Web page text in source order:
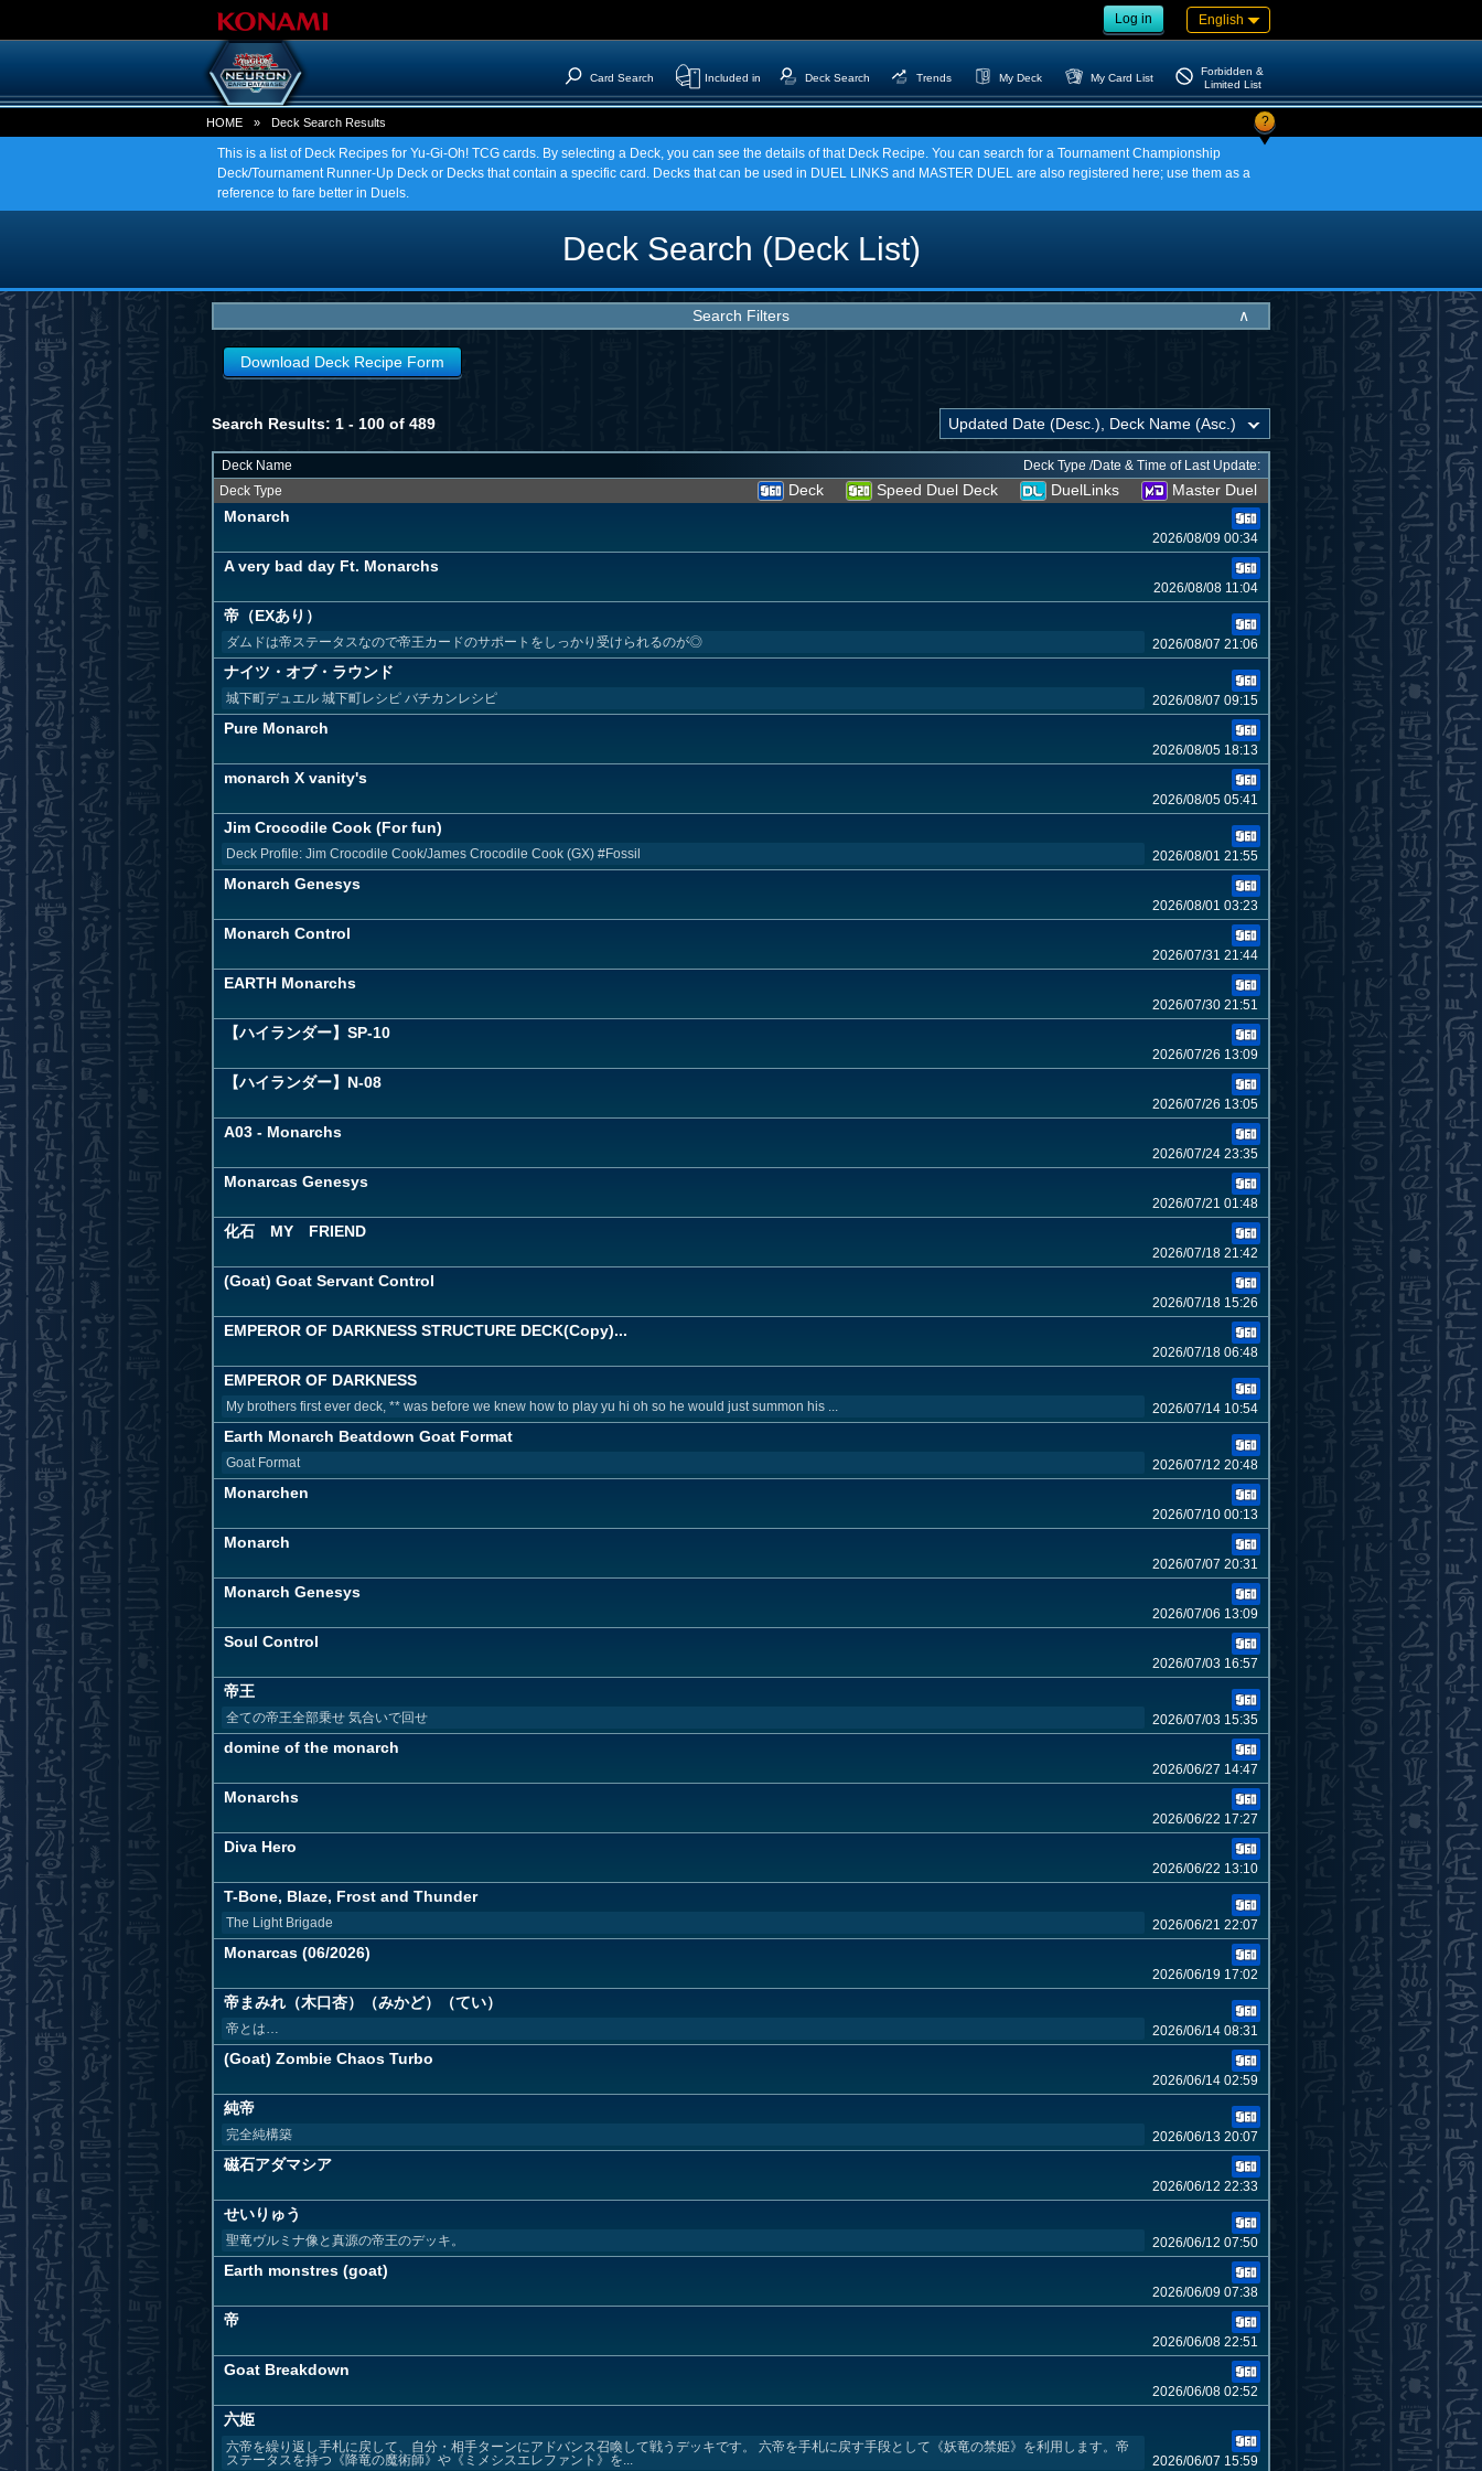
Log in English
Card Search Included in Deck Search Trends My Deck My Card List
Forbidden &
Limited List
HOME » Deck Search Results ?
This is a list of Deck Recipes for Yu-Gi-Oh! TCG cards. By selecting a Deck, you can see the details of that Deck Recipe. You can search for a Tournament Championship
Deck/Tournament Runner-Up Deck or Decks that contain a specific card. Decks that can be used in DUEL LINKS and MASTER DUEL are also registered here; use them as a
reference to fare better in Duels.
Deck Search (Deck List)
Search Filters ∧
Download Deck Recipe Form
Search Results: 1 - 100 of 489
Deck Name
Deck Type /Date & Time of Last Update:
Deck Type
Deck Speed Duel Deck DuelLinks
Master Duel
Monarch
2026/08/09 00:34
A very bad day Ft. Monarchs
2026/08/08 11:04
帝（EXあり）
ダムドは帝ステータスなので帝王カードのサポートをしっかり受けられるのが◎ 2026/08/07 21:06
ナイツ・オブ・ラウンド
城下町デュエル 城下町レシピ バチカンレシピ 2026/08/07 09:15
Pure Monarch
2026/08/05 18:13
monarch X vanity's
2026/08/05 05:41
Jim Crocodile Cook (For fun)
Deck Profile: Jim Crocodile Cook/James Crocodile Cook (GX) #Fossil 2026/08/01 21:55
Monarch Genesys
2026/08/01 03:23
Monarch Control
2026/07/31 21:44
EARTH Monarchs
2026/07/30 21:51
【ハイランダー】SP-10
2026/07/26 13:09
【ハイランダー】N-08
2026/07/26 13:05
A03 - Monarchs
2026/07/24 23:35
Monarcas Genesys
2026/07/21 01:48
化石 MY FRIEND
2026/07/18 21:42
(Goat) Goat Servant Control
2026/07/18 15:26
EMPEROR OF DARKNESS STRUCTURE DECK(Copy)...
2026/07/18 06:48
EMPEROR OF DARKNESS
My brothers first ever deck, ** was before we knew how to play yu hi oh so he would just summon his ... 2026/07/14 10:54
Earth Monarch Beatdown Goat Format
Goat Format 2026/07/12 20:48
Monarchen
2026/07/10 00:13
Monarch
2026/07/07 20:31
Monarch Genesys
2026/07/06 13:09
Soul Control
2026/07/03 16:57
帝王
全ての帝王全部乗せ 気合いで回せ 2026/07/03 15:35
domine of the monarch
2026/06/27 14:47
Monarchs
2026/06/22 17:27
Diva Hero
2026/06/22 13:10
T-Bone, Blaze, Frost and Thunder
The Light Brigade 2026/06/21 22:07
Monarcas (06/2026)
2026/06/19 17:02
帝まみれ（木口杏）（みかど）（てい）
帝とは… 2026/06/14 08:31
(Goat) Zombie Chaos Turbo
2026/06/14 02:59
純帝
完全純構築 2026/06/13 20:07
磁石アダマシア
2026/06/12 22:33
せいりゅう
聖竜ヴルミナ像と真源の帝王のデッキ。 2026/06/12 07:50
Earth monstres (goat)
2026/06/09 07:38
帝
2026/06/08 22:51
Goat Breakdown
2026/06/08 02:52
六姫
六帝を繰り返し手札に戻して、自分・相手ターンにアドバンス召喚して戦うデッキです。 六帝を手札に戻す手段として《妖竜の禁姫》を利用します。帝
ステータスを持つ《降竜の魔術師》や《ミメシスエレファント》を...
2026/06/07 15:59